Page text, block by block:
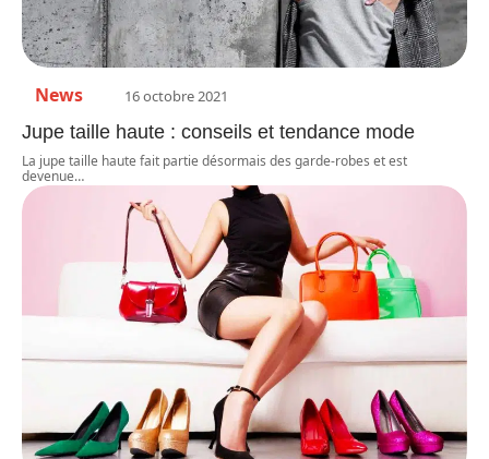
News 16 octobre 2021
Jupe taille haute : conseils et tendance mode
La jupe taille haute fait partie désormais des garde-robes et est
devenue…